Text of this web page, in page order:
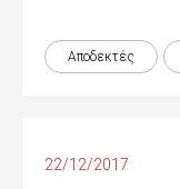
Αποδεκτές
22/12/2017